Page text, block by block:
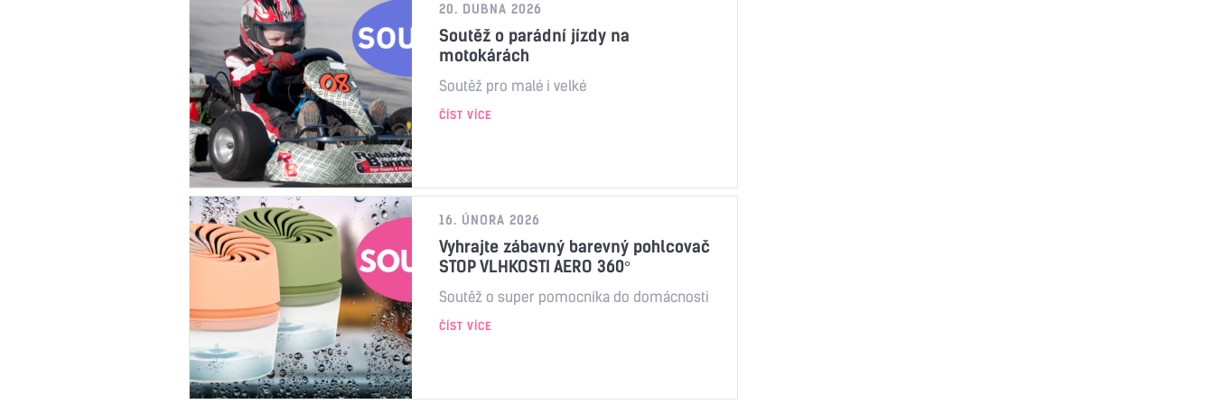
20. DUBNA 2026
Soutěž o parádní jízdy na
motokárách
Soutěž pro malé i velké
ČÍST VÍCE
16. ÚNORA 2026
Vyhrajte zábavný barevný pohlcovač
STOP VLHKOSTI AERO 360°
Soutěž o super pomocníka do domácnosti
ČÍST VÍCE